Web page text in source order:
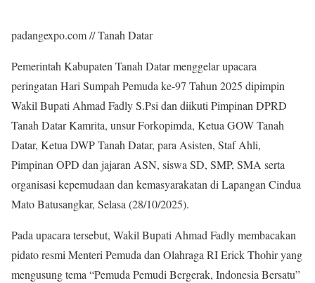
padangexpo.com // Tanah Datar
Pemerintah Kabupaten Tanah Datar menggelar upacara
peringatan Hari Sumpah Pemuda ke-97 Tahun 2025 dipimpin
Wakil Bupati Ahmad Fadly S.Psi dan diikuti Pimpinan DPRD
Tanah Datar Kamrita, unsur Forkopimda, Ketua GOW Tanah
Datar, Ketua DWP Tanah Datar, para Asisten, Staf Ahli,
Pimpinan OPD dan jajaran ASN, siswa SD, SMP, SMA serta
organisasi kepemudaan dan kemasyarakatan di Lapangan Cindua
Mato Batusangkar, Selasa (28/10/2025).
Pada upacara tersebut, Wakil Bupati Ahmad Fadly membacakan
pidato resmi Menteri Pemuda dan Olahraga RI Erick Thohir yang
mengusung tema “Pemuda Pemudi Bergerak, Indonesia Bersatu”